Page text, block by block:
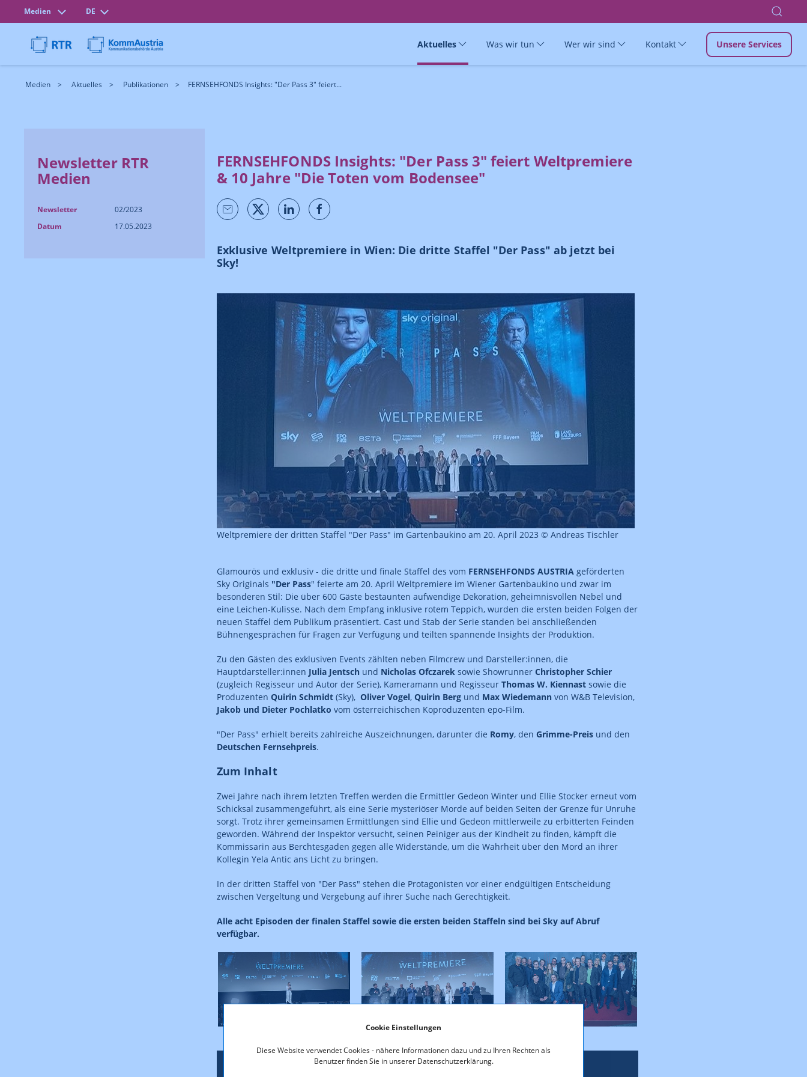
Cookie Einstellungen
Diese Website verwendet Cookies - nähere Informationen dazu und zu Ihren Rechten als
Benutzer finden Sie in unserer Datenschutzerklärung.
Medien DE
Aktuelles Was wir tun Wer wir sind Kontakt Unsere Services
Medien Aktuelles Publikationen FERNSEHFONDS Insights: "Der Pass 3" feiert...
Newsletter RTR
Medien
Newsletter
02/2023
Datum
17.05.2023
FERNSEHFONDS Insights: "Der Pass 3" feiert Weltpremiere
& 10 Jahre "Die Toten vom Bodensee"
Exklusive Weltpremiere in Wien: Die dritte Staffel "Der Pass" ab jetzt bei
Sky!
Weltpremiere der dritten Staffel "Der Pass" im Gartenbaukino am 20. April 2023 © Andreas Tischler
Glamourös und exklusiv - die dritte und finale Staffel des vom FERNSEHFONDS AUSTRIA geförderten
Sky Originals "Der Pass" feierte am 20. April Weltpremiere im Wiener Gartenbaukino und zwar im
besonderen Stil: Die über 600 Gäste bestaunten aufwendige Dekoration, geheimnisvollen Nebel und
eine Leichen-Kulisse. Nach dem Empfang inklusive rotem Teppich, wurden die ersten beiden Folgen der
neuen Staffel dem Publikum präsentiert. Cast und Stab der Serie standen bei anschließenden
Bühnengesprächen für Fragen zur Verfügung und teilten spannende Insights der Produktion.
Zu den Gästen des exklusiven Events zählten neben Filmcrew und Darsteller:innen, die
Hauptdarsteller:innen Julia Jentsch und Nicholas Ofczarek sowie Showrunner Christopher Schier
(zugleich Regisseur und Autor der Serie), Kameramann und Regisseur Thomas W. Kiennast sowie die
Produzenten Quirin Schmidt (Sky), Oliver Vogel, Quirin Berg und Max Wiedemann von W&B Television,
Jakob und Dieter Pochlatko vom österreichischen Koproduzenten epo-Film.
"Der Pass" erhielt bereits zahlreiche Auszeichnungen, darunter die Romy, den Grimme-Preis und den
Deutschen Fernsehpreis.
Zum Inhalt
Zwei Jahre nach ihrem letzten Treffen werden die Ermittler Gedeon Winter und Ellie Stocker erneut vom
Schicksal zusammengeführt, als eine Serie mysteriöser Morde auf beiden Seiten der Grenze für Unruhe
sorgt. Trotz ihrer gemeinsamen Ermittlungen sind Ellie und Gedeon mittlerweile zu erbitterten Feinden
geworden. Während der Inspektor versucht, seinen Peiniger aus der Kindheit zu finden, kämpft die
Kommissarin aus Berchtesgaden gegen alle Widerstände, um die Wahrheit über den Mord an ihrer
Kollegin Yela Antic ans Licht zu bringen.
In der dritten Staffel von "Der Pass" stehen die Protagonisten vor einer endgültigen Entscheidung
zwischen Vergeltung und Vergebung auf ihrer Suche nach Gerechtigkeit.
Alle acht Episoden der finalen Staffel sowie die ersten beiden Staffeln sind bei Sky auf Abruf
verfügbar.